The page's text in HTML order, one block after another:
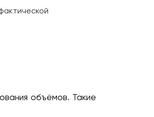
объёмов. Такие